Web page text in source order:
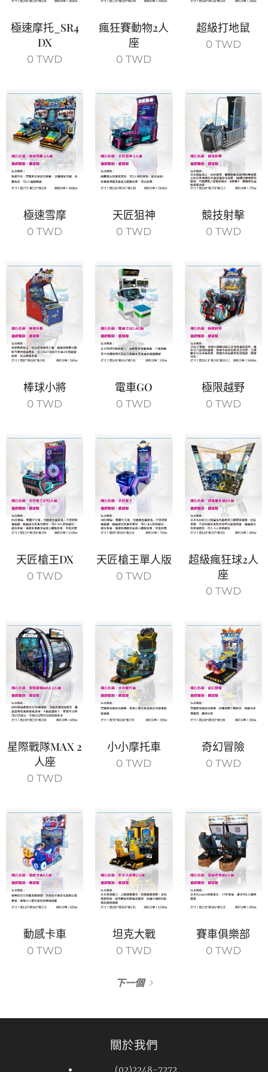
極速摩托_SR4
DX
0 TWD
瘋狂賽動物2人
座
0 TWD
超級打地鼠
0TWD
極速雪摩
0 TWD
天匠狙神
0 TWD
競技射擊
0TWD
棒球小將
0 TWD
電車GO
0 TWD
極限越野
0TWD
天匠槍王DX
0 TWD
天匠槍王單人版
0 TWD
超級瘋狂球2人
座
0TWD
星際戰隊MAX 2
人座
0 TWD
小小摩托車
0 TWD
奇幻冒險
0TWD
動感卡車
0 TWD
坦克大戰
0 TWD
賽車俱樂部
0TWD
下一個
關於我們
(02)2248-7272